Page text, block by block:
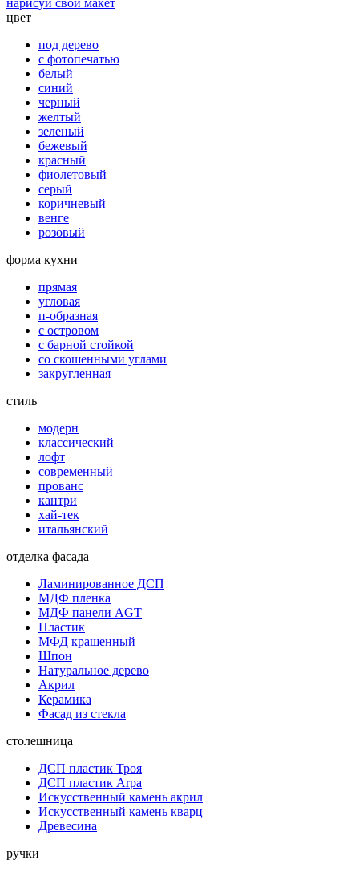
цвет
под дерево
с фотопечатью
белый
синий
черный
желтый
зеленый
бежевый
красный
фиолетовый
серый
коричневый
венге
розовый
форма кухни
прямая
угловая
п-образная
с островом
с барной стойкой
со скошенными углами
закругленная
стиль
модерн
классический
лофт
современный
прованс
кантри
хай-тек
итальянский
отделка фасада
Ламинированное ДСП
МДФ пленка
МДФ панели AGT
Пластик
МФД крашенный
Шпон
Натуральное дерево
Акрил
Керамика
Фасад из стекла
столешница
ДСП пластик Троя
ДСП пластик Arpa
Искусственный камень акрил
Искусственный камень кварц
Древесина
ручки